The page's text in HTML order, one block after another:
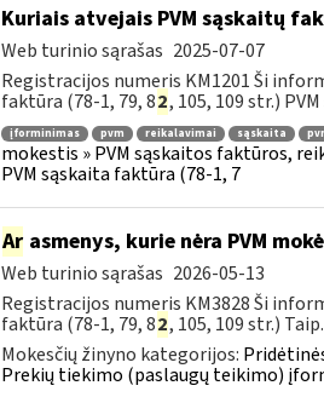
Kuriais atvejais PVM sąskaitų
Web turinio sąrašas 2025-07-07
Registracijos numeris KM1201 Ši
faktūra (78-1, 79, 82, 105, 109 str.)
įforminimas pvm reikalavimai sąskaita
mokestis » PVM sąskaitos faktūros,
PVM sąskaita faktūra (78-1, 7
Arasmenys, kurie nėra PVM
Web turinio sąrašas 2026-05-13
Registracijos numeris KM3828 Ši
faktūra (78-1, 79, 82, 105, 109 str.)
Mokesčių žinyno kategorijos:
Prekių tiekimo (paslaugų teikimo)